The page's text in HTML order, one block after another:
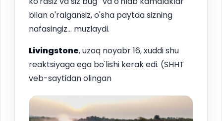
bilan o'ralgansiz, o'sha paytda sizning
nafasingiz... muzlaydi.
Livingstone, uzoq noyabr 16, xuddi shu
reaktsiyaga ega bo'lishi kerak edi. (SHHT
veb-saytidan olingan